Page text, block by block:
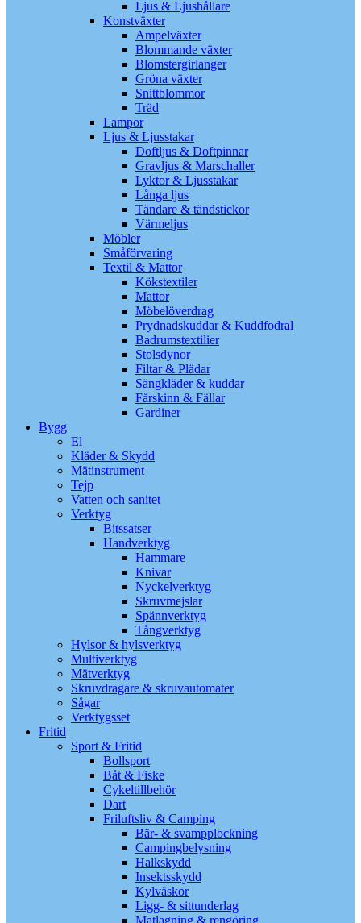
Ljus & Ljushållare
Konstväxter
Ampelväxter
Blommande växter
Blomstergirlanger
Gröna växter
Snittblommor
Träd
Lampor
Ljus & Ljusstakar
Doftljus & Doftpinnar
Gravljus & Marschaller
Lyktor & Ljusstakar
Långa ljus
Tändare & tändstickor
Värmeljus
Möbler
Småförvaring
Textil & Mattor
Kökstextiler
Mattor
Möbelöverdrag
Prydnadskuddar & Kuddfodral
Badrumstextilier
Stolsdynor
Filtar & Plädar
Sängkläder & kuddar
Fårskinn & Fällar
Gardiner
Bygg
El
Kläder & Skydd
Mätinstrument
Tejp
Vatten och sanitet
Verktyg
Bitssatser
Handverktyg
Hammare
Knivar
Nyckelverktyg
Skruvmejslar
Spännverktyg
Tångverktyg
Hylsor & hylsverktyg
Multiverktyg
Mätverktyg
Skruvdragare & skruvautomater
Sågar
Verktygsset
Fritid
Sport & Fritid
Bollsport
Båt & Fiske
Cykeltillbehör
Dart
Friluftsliv & Camping
Bär- & svampplockning
Campingbelysning
Halkskydd
Insektsskydd
Kylväskor
Ligg- & sittunderlag
Matlagning & rengöring